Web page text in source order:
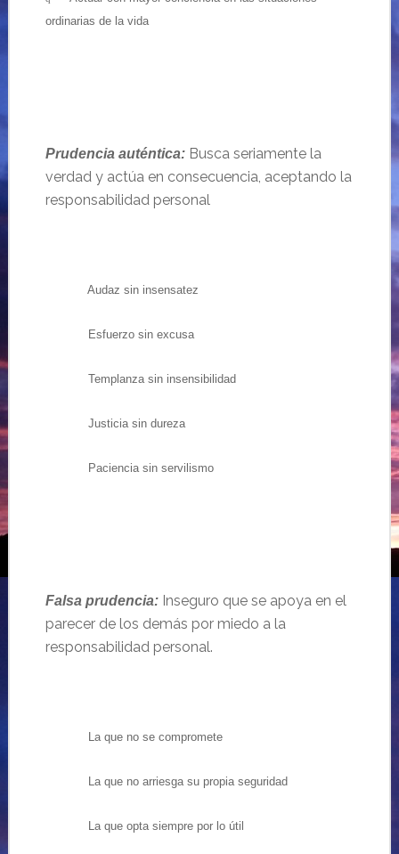
ordinarias de la vida
Prudencia auténtica: Busca seriamente la
verdad y actúa en consecuencia, aceptando la
responsabilidad personal
Audaz sin insensatez
Esfuerzo sin excusa
Templanza sin insensibilidad
Justicia sin dureza
Paciencia sin servilismo
Falsa prudencia: Inseguro que se apoya en el
parecer de los demás por miedo a la
responsabilidad personal.
La que no se compromete
La que no arriesga su propia seguridad
La que opta siempre por lo útil